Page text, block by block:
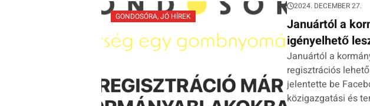
GONDOSÓRA,JÓ HÍREK
2024. DECEMBER 27.
Januártól a
igényelhető
Januártól a
regisztrációs
jelentette be
közigazgatási és